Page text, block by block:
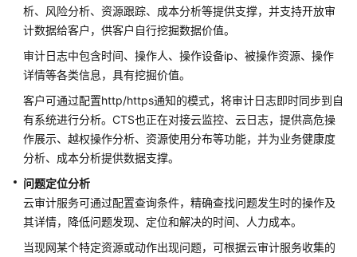
功
能
安
全
计
费
权
限
管
析、风险分析、资源跟踪、成本分析等提供支撑，并支持开放审
计数据给客户，供客户自行挖掘数据价值。
审计日志中包含时间、操作人、操作设备ip、被操作资源、操作
详情等各类信息，具有挖掘价值。
客户可通过配置http/https通知的模式，将审计日志即时同步到自
有系统进行分析。CTS也正在对接云监控、云日志，提供高危操
作展示、越权操作分析、资源使用分布等功能，并为业务健康度
分析、成本分析提供数据支撑。
问题定位分析
云审计服务可通过配置查询条件，精确查找问题发生时的操作及
其详情，降低问题发现、定位和解决的时间、人力成本。
当现网某个特定资源或动作出现问题，可根据云审计服务收集的